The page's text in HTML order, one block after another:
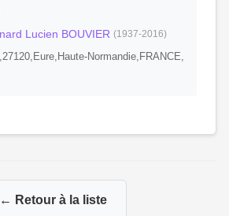
Lucien BOUVIER (1937-2016)
Normandie,FRANCE,
← Retour à la liste